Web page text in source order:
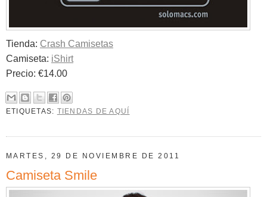
Tienda: Crash Camisetas
Camiseta: iShirt
Precio: €14.00
ETIQUETAS: TIENDAS DE AQUÍ
MARTES, 29 DE NOVIEMBRE DE 2011
Camiseta Smile